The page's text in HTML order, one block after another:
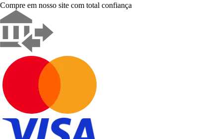
Compre em nosso site com total confiança